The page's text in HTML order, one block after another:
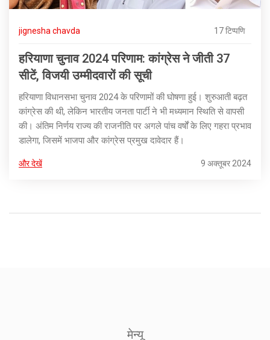
jignesha chavda 17 टिप्पणि
हरियाणा चुनाव 2024 परिणाम: कांग्रेस ने जीती 37
सीटें, विजयी उम्मीदवारों की सूची
हरियाणा विधानसभा चुनाव 2024 के परिणामों की घोषणा हुई। शुरुआती बढ़त
कांग्रेस की थी, लेकिन भारतीय जनता पार्टी ने भी मध्यमान स्थिति से वापसी
की। अंतिम निर्णय राज्य की राजनीति पर अगले पांच वर्षों के लिए गहरा प्रभाव
डालेगा, जिसमें भाजपा और कांग्रेस प्रमुख दावेदार हैं।
और देखें 9 अक्तूबर 2024
मेन्यू